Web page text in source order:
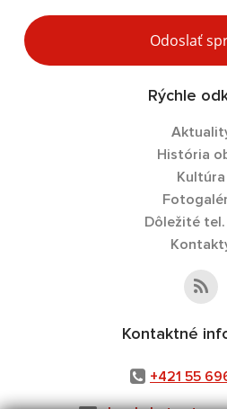
Odoslať
Rýchle
História
Kultúra
Dôležité tel.
Kontaktné
+421 55